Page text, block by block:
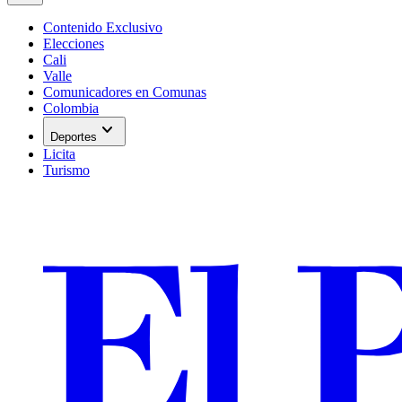
Contenido Exclusivo
Elecciones
Cali
Valle
Comunicadores en Comunas
Colombia
Deportes expand_more
Licita
Turismo